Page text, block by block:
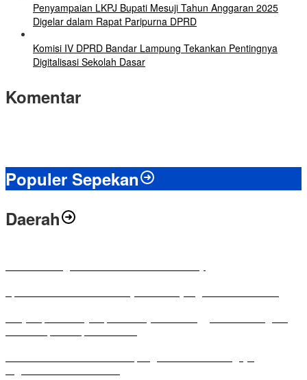
Penyampaian LKPJ Bupati Mesuji Tahun Anggaran 2025
Digelar dalam Rapat Paripurna DPRD
Komisi IV DPRD Bandar Lampung Tekankan Pentingnya
Digitalisasi Sekolah Dasar
Komentar
Populer Sepekan
Daerah